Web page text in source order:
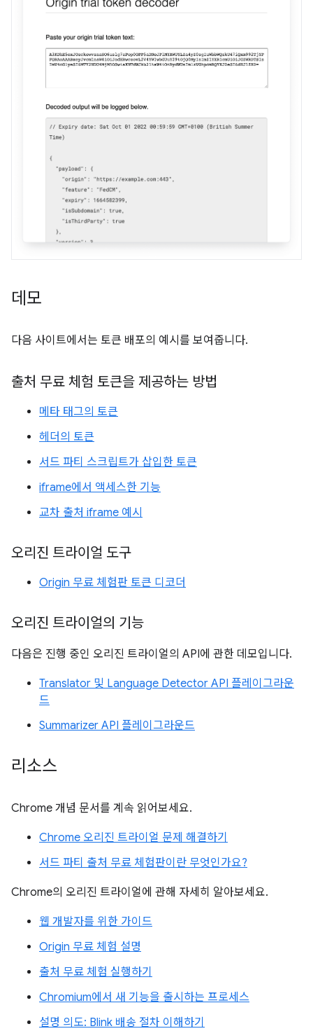
데모
다음 사이트에서는 토큰 배포의 예시를 보여줍니다.
출처 무료 체험 토큰을 제공하는 방법
메타 태그의 토큰
헤더의 토큰
서드 파티 스크립트가 삽입한 토큰
iframe에서 액세스한 기능
교차 출처 iframe 예시
오리진 트라이얼 도구
Origin 무료 체험판 토큰 디코더
오리진 트라이얼의 기능
다음은 진행 중인 오리진 트라이얼의 API에 관한 데모입니다.
Translator 및 Language Detector API 플레이그라운
드
Summarizer API 플레이그라운드
리소스
Chrome 개념 문서를 계속 읽어보세요.
Chrome 오리진 트라이얼 문제 해결하기
서드 파티 출처 무료 체험판이란 무엇인가요?
Chrome의 오리진 트라이얼에 관해 자세히 알아보세요.
웹 개발자를 위한 가이드
Origin 무료 체험 설명
출처 무료 체험 실행하기
Chromium에서 새 기능을 출시하는 프로세스
설명 의도: Blink 배송 절차 이해하기